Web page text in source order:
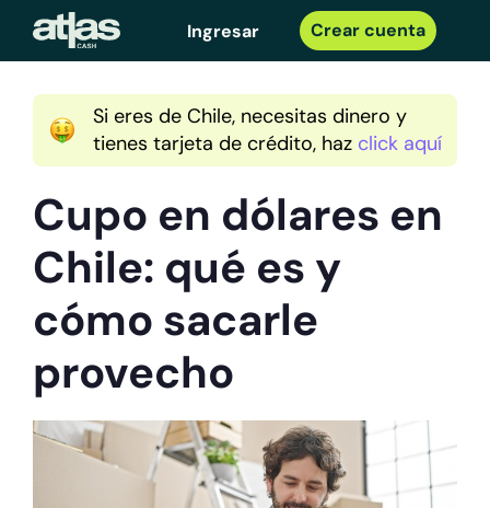
Ingresar Crear cuenta
Si eres de Chile, necesitas dinero y
tienes tarjeta de crédito, haz click aquí
Cupo en dólares en
Chile: qué es y
cómo sacarle
provecho